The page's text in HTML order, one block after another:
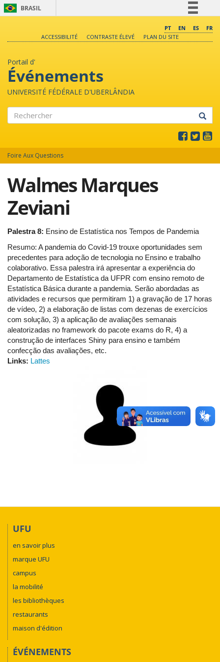
BRASIL
Comunica BR
PT EN ES
FR
ACCESSIBILITÉ
CONTRASTE ÉLEVÉ PLAN DU SITE
Portail d'
Événements
UNIVERSITÉ FÉDÉRALE D'UBERLÂNDIA
Foire Aux Questions
Walmes Marques
Zeviani
Palestra 8: Ensino de Estatística nos Tempos de Pandemia
Resumo: A pandemia do Covid-19 trouxe oportunidades sem
precedentes para adoção de tecnologia no Ensino e trabalho
colaborativo. Essa palestra irá apresentar a experiência do
Departamento de Estatística da UFPR com ensino remoto de
Estatística Básica durante a pandemia. Serão abordadas as
atividades e recursos que permitiram 1) a gravação de 17 horas
de vídeo, 2) a elaboração de listas com dezenas de exercícios
com solução, 3) a aplicação de avaliações semanais
aleatorizadas no framework do pacote exams do R, 4) a
construção de interfaces Shiny para ensino e também
confecção das avaliações, etc.
Links: Lattes
UFU
en savoir plus
marque UFU
campus
la mobilité
les bibliothèques
restaurants
maison d'édition
ÉVÉNEMENTS